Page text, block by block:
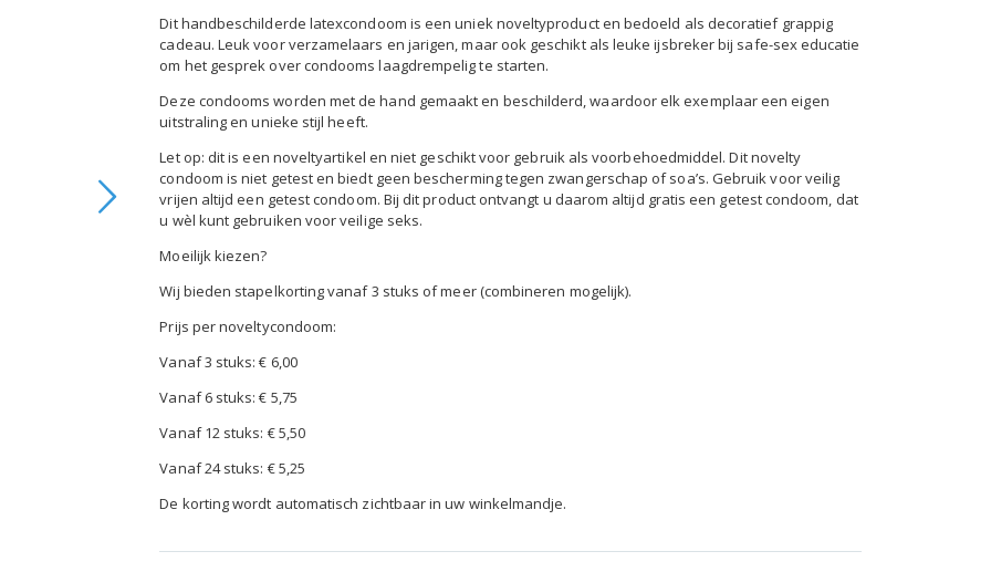
afbeeldingen-
gallerij
Dit handbeschilderde latexcondoom is een uniek noveltyproduct en bedoeld als decoratief grappig
cadeau. Leuk voor verzamelaars en jarigen, maar ook geschikt als leuke ijsbreker bij safe-sex educatie
om het gesprek over condooms laagdrempelig te starten.
Deze condooms worden met de hand gemaakt en beschilderd, waardoor elk exemplaar een eigen
uitstraling en unieke stijl heeft.
Let op: dit is een noveltyartikel en niet geschikt voor gebruik als voorbehoedmiddel. Dit novelty
condoom is niet getest en biedt geen bescherming tegen zwangerschap of soa’s. Gebruik voor veilig
vrijen altijd een getest condoom. Bij dit product ontvangt u daarom altijd gratis een getest condoom, dat
u wèl kunt gebruiken voor veilige seks.
Moeilijk kiezen?
Wij bieden stapelkorting vanaf 3 stuks of meer (combineren mogelijk).
Prijs per noveltycondoom:
Vanaf 3 stuks: € 6,00
Vanaf 6 stuks: € 5,75
Vanaf 12 stuks: € 5,50
Vanaf 24 stuks: € 5,25
De korting wordt automatisch zichtbaar in uw winkelmandje.